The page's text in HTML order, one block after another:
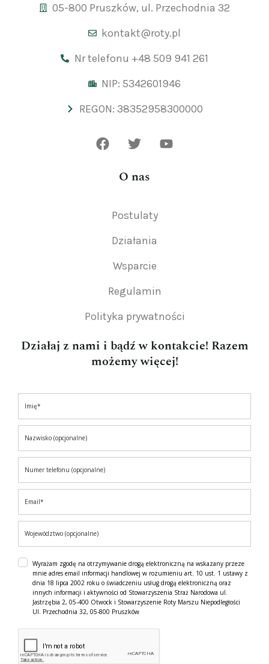
05-800 Pruszków, ul. Przechodnia 32
kontakt@roty.pl
Nr telefonu +48 509 941 261
NIP: 5342601946
REGON: 38352958300000
O nas
Postulaty
Działania
Wsparcie
Regulamin
Polityka prywatności
Działaj z nami i bądź w kontakcie! Razem
możemy więcej!
Wyrażam zgodę na otrzymywanie drogą elektroniczną na wskazany przeze
mnie adres email informacji handlowej w rozumieniu art. 10 ust. 1 ustawy z
dnia 18 lipca 2002 roku o świadczeniu usług drogą elektroniczną oraz
innych informacji i aktywności od Stowarzyszenia Straż Narodowa ul.
Jastrzębia 2, 05-400 Otwock i Stowarzyszenie Roty Marszu Niepodległości
Ul. Przechodnia 32, 05-800 Pruszków